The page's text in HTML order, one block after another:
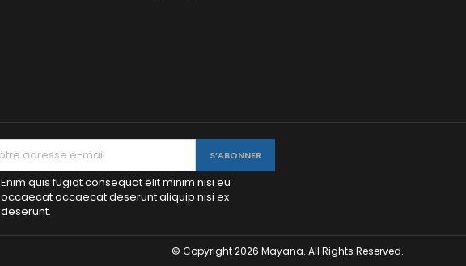
Enim quis fugiat consequat elit minim nisi eu
occaecat occaecat deserunt aliquip nisi ex
deserunt.
© Copyright 2026 Mayana. All Rights Reserved.